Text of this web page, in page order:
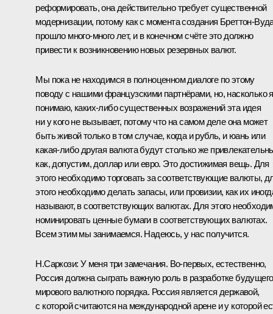
реформировать, она действительно требует существенной
модернизации, потому как с момента создания Бреттон-
прошло много-много лет, и в конечном счёте это должно
привести к возникновению новых резервных валют.
Мы пока не находимся в полноценном диалоге по этому
поводу с нашими французскими партнёрами, но, насколько я
понимаю, каких‑либо существенных возражений эта идея
ни у кого не вызывает, потому что на самом деле она может
быть живой только в том случае, когда и рубль, и юань или
какая‑либо другая валюта будут столько же
как, допустим, доллар или евро. Это достижимая вещь. Для
этого необходимо торговать за соответствующие валюты,
этого необходимо делать запасы, или провизии, как их
называют, в соответствующих валютах. Для этого
номинировать ценные бумаги в соответствующих валютах.
Всем этим мы занимаемся. Надеюсь, у нас получится.
Н.Саркози: У меня три замечания. Во‑первых, естественно,
Россия должна сыграть важную роль в разработке будущего
мирового валютного порядка. Россия является державой,
с которой считаются на международной арене и у которой